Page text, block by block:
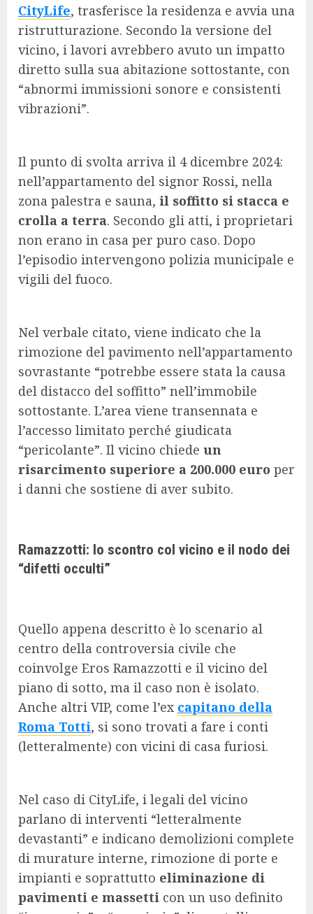
CityLife, trasferisce la residenza e avvia una
ristrutturazione. Secondo la versione del
vicino, i lavori avrebbero avuto un impatto
diretto sulla sua abitazione sottostante, con
“abnormi immissioni sonore e consistenti
vibrazioni”.
Il punto di svolta arriva il 4 dicembre 2024:
nell’appartamento del signor Rossi, nella
zona palestra e sauna, il soffitto si stacca e
crolla a terra. Secondo gli atti, i proprietari
non erano in casa per puro caso. Dopo
l’episodio intervengono polizia municipale e
vigili del fuoco.
Nel verbale citato, viene indicato che la
rimozione del pavimento nell’appartamento
sovrastante “potrebbe essere stata la causa
del distacco del soffitto” nell’immobile
sottostante. L’area viene transennata e
l’accesso limitato perché giudicata
“pericolante”. Il vicino chiede un
risarcimento superiore a 200.000 euro per
i danni che sostiene di aver subito.
Ramazzotti: lo scontro col vicino e il nodo dei
“difetti occulti”
Quello appena descritto è lo scenario al
centro della controversia civile che
coinvolge Eros Ramazzotti e il vicino del
piano di sotto, ma il caso non è isolato.
Anche altri VIP, come l’ex capitano della
Roma Totti, si sono trovati a fare i conti
(letteralmente) con vicini di casa furiosi.
Nel caso di CityLife, i legali del vicino
parlano di interventi “letteralmente
devastanti” e indicano demolizioni complete
di murature interne, rimozione di porte e
impianti e soprattutto eliminazione di
pavimenti e massetti con un uso definito